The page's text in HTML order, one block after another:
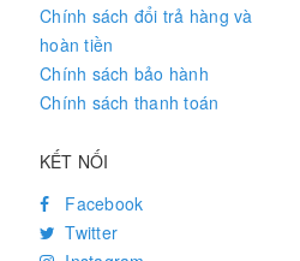
Climbing ability
3 (NOT
turning radius
Remote control
Chính sách đổi trả hàng và
hoàn tiền
Chính sách bảo hành
Chính sách thanh toán
KẾT NỐI
Facebook
Twitter